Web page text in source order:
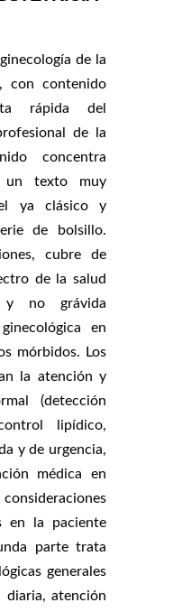
de la
con contenido
rápida del
de la
concentra
un texto muy
el ya clásico y
de bolsillo.
cubre de
de la salud
no grávida
en
mórbidos. Los
la atención y
(detección
lipídico,
y de urgencia,
médica en
en la paciente
parte trata
generales
diaria, atención